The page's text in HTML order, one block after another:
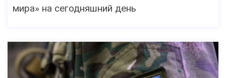
мира» на сегодняшний день